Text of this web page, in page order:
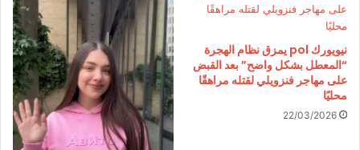
نيويورك pol يمزق نظام الهجرة
“المعطل بشكل واضح” بعد القبض
على مهاجر فنزويلي لقتله مراهقًا
محليًا
22/03/2026